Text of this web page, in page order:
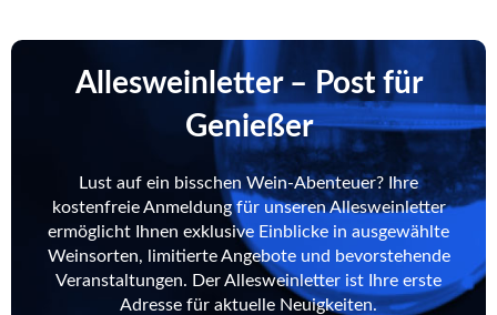
Allesweinletter – Post für
Genießer
Lust auf ein bisschen Wein-Abenteuer? Ihre
kostenfreie Anmeldung für unseren Allesweinletter
ermöglicht Ihnen exklusive Einblicke in ausgewählte
Weinsorten, limitierte Angebote und bevorstehende
Veranstaltungen. Der Allesweinletter ist Ihre erste
Adresse für aktuelle Neuigkeiten.